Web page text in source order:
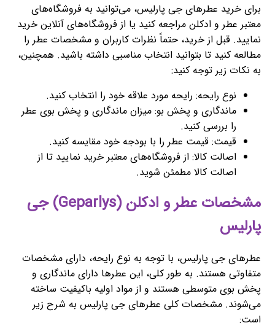
برای خرید عطرهای جی پارلیس، می‌توانید به فروشگاه‌های
معتبر عطر و ادکلن مراجعه کنید یا از فروشگاه‌های آنلاین خرید
نمایید. قبل از خرید، حتماً نظرات کاربران و مشخصات عطر را
مطالعه کنید تا بتوانید انتخاب مناسبی داشته باشید. همچنین،
به نکات زیر توجه کنید:
نوع رایحه: رایحه مورد علاقه خود را انتخاب کنید.
ماندگاری و پخش بو: میزان ماندگاری و پخش بوی عطر
را بررسی کنید.
قیمت: قیمت عطر را با بودجه خود مقایسه کنید.
اصالت کالا: از فروشگاه‌های معتبر خرید نمایید تا از
اصالت کالا مطمئن شوید.
مشخصات عطر و ادکلن (Geparlys) جی
پارلیس
عطرهای جی پارلیس، با توجه به نوع رایحه، دارای مشخصات
متفاوتی هستند. به طور کلی، این عطرها دارای ماندگاری و
پخش بوی متوسطی هستند و از مواد اولیه باکیفیت ساخته
می‌شوند. مشخصات کلی عطرهای جی پارلیس به شرح زیر
است: